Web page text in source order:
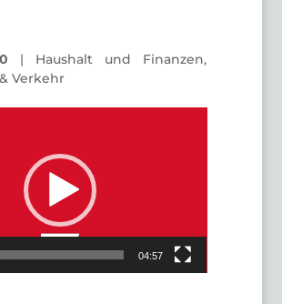
| Haushalt und Finanzen,
Verkehr
04:57